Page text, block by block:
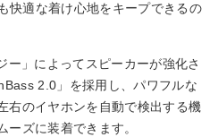
快適な着け心地をキープできるの
」によってスピーカーが強化さ
2.0」を採用し、パワフルな
右のイヤホンを自動で検出する機
ーズに装着できます。